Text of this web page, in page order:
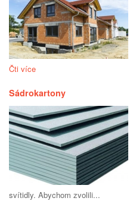
Čti více
Sádrokartony
svítidly. Abychom zvolili...